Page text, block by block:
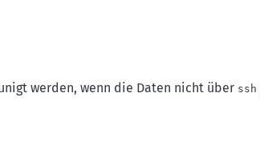
werden, wenn die Daten nicht über ssh